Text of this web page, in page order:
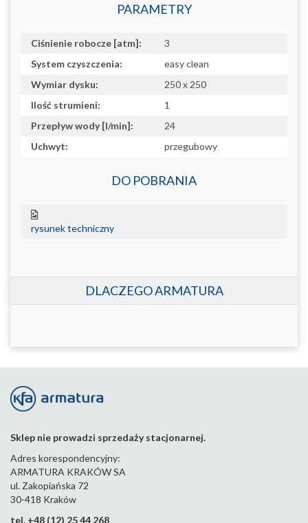
PARAMETRY
Ciśnienie robocze [atm]:
3
System czyszczenia:
easy clean
Wymiar dysku:
250 x 250
Ilość strumieni:
1
Przepływ wody [l/min]:
24
Uchwyt:
przegubowy
DO POBRANIA
rysunek techniczny
DLACZEGO ARMATURA
Sklep nie prowadzi sprzedaży stacjonarnej.
Adres korespondencyjny:
ARMATURA KRAKÓW SA
ul. Zakopiańska 72
30-418 Kraków
tel. +48 (12) 25 44 268